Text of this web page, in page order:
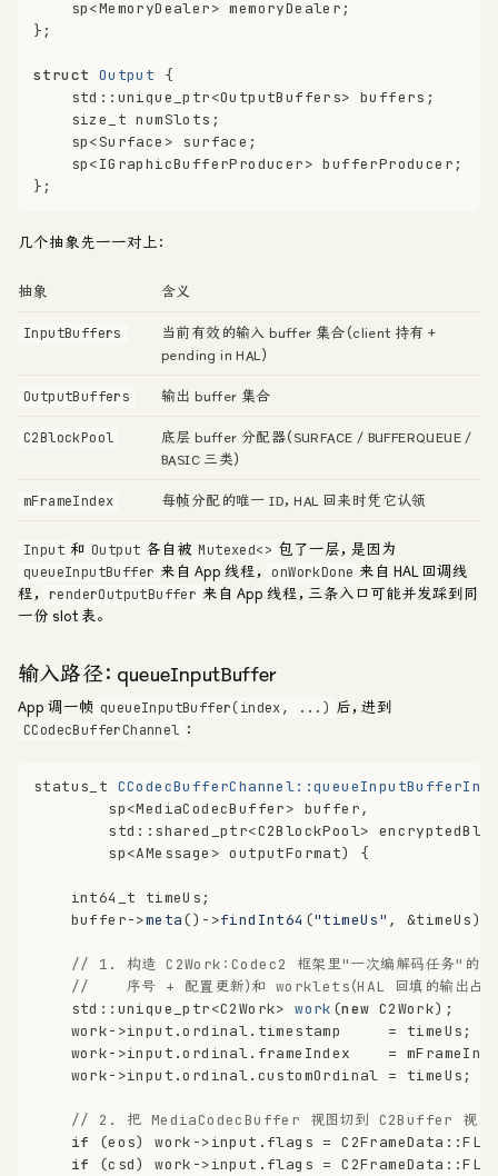
    sp<MemoryDealer> memoryDealer;
};
struct Output {
    std::unique_ptr<OutputBuffers> buffers;
size_t numSlots;
    sp<Surface> surface;
    sp<IGraphicBufferProducer> bufferProducer;
};
几个抽象先一一对上：
抽象 含义
InputBuffers
当前有效的输入 buffer 集合（client 持有 +
pending in HAL）
OutputBuffers 输出 buffer 集合
C2BlockPool
底层 buffer 分配器（SURFACE / BUFFERQUEUE /
BASIC 三类）
mFrameIndex 每帧分配的唯一 ID，HAL 回来时凭它认领
Input 和 Output 各自被 Mutexed<> 包了一层，是因为
queueInputBuffer 来自 App 线程， onWorkDone 来自 HAL 回调线
程， renderOutputBuffer 来自 App 线程，三条入口可能并发踩到同
一份 slot 表。
输入路径：queueInputBuffer
App 调一帧 queueInputBuffer(index, ...) 后，进到
CCodecBufferChannel ：
status_t
        sp<MediaCodecBuffer> buffer,
std::shared_ptr<C2BlockPool>
        sp<AMessage> outputFormat)
{
int64_t timeUs;
    buffer->
meta()->findInt64 ("timeUs" , &timeUs);
// 1. 构造 C2Work：Codec2 框架里"一次编解码任务"的
//    序号 + 配置更新）和 worklets（HAL 回填的输出占位
std::unique_ptr<C2Work> work (new C2Work) ;
    work->input.ordinal.timestamp     = timeUs;
work->input.ordinal.frameIndex    =
    work->input.ordinal.customOrdinal = timeUs;
// 2. 把 MediaCodecBuffer 视图切到 C2Buffer 视图（同
if (eos) work->input.flags =
if (csd) work->input.flags =